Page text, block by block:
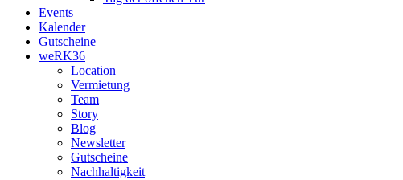
Events
Kalender
Gutscheine
weRK36
Location
Vermietung
Team
Story
Blog
Newsletter
Gutscheine
Nachhaltigkeit